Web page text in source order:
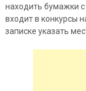
находить бумажки с
входит в конкурсы
записке указать